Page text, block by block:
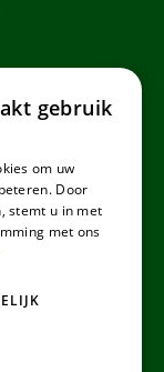
gebruik
om uw
Door
stemt u in met
met ons